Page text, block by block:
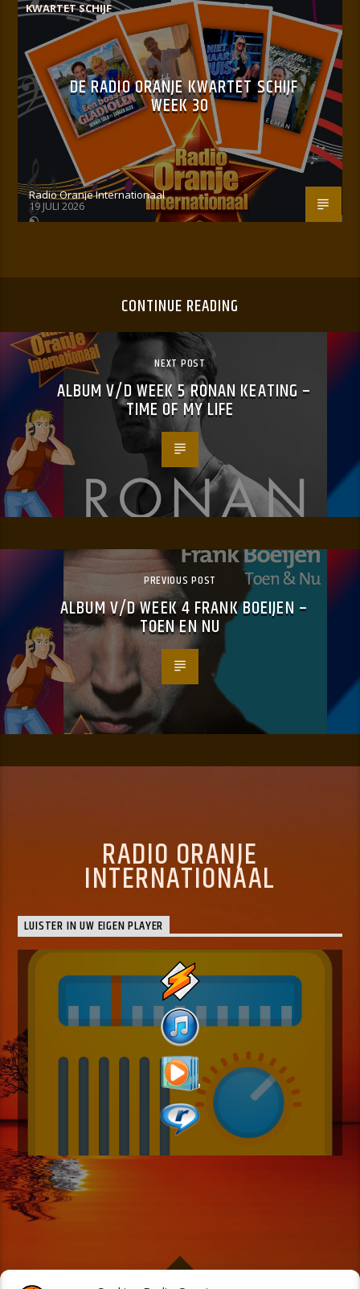
KWARTET SCHIJF
DE RADIO ORANJE KWARTET SCHIJF
WEEK 30
Radio Oranje Internationaal
19 JULI 2026
CONTINUE READING
NEXT POST
ALBUM V/D WEEK 5 RONAN KEATING –
TIME OF MY LIFE
PREVIOUS POST
ALBUM V/D WEEK 4 FRANK BOEIJEN –
TOEN EN NU
RADIO ORANJE
INTERNATIONAAL
LUISTER IN UW EIGEN PLAYER